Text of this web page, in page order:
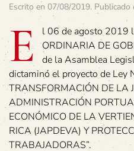
Escrito en 07/08/2019. Publicado
E
l 06 de agosto 2019
ORDINARIA DE
de la Asamblea
dictaminó el proyecto de Ley
TRANSFORMACIÓN DE LA
ADMINISTRACIÓN
ECONÓMICO DE LA
RICA (JAPDEVA) Y
TRABAJADORAS”.